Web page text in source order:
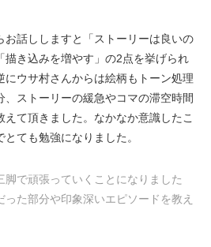
お話ししますと「ストーリーは良いの
描き込みを増やす」の2点を挙げられ
にウサ村さんからは絵柄もトーン処理
、ストーリーの緩急やコマの滞空時間
て頂きました。なかなか意識したこ
ても勉強になりました。
で頑張っていくことになりました
た部分や印象深いエピソードを教え